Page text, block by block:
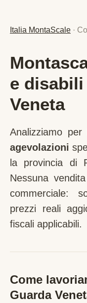
Italia MontaScale ·
e disabili
Veneta
Analizziamo
agevolazioni
la provincia di
Nessuna
commerciale:
prezzi reali
fiscali applicabili.
Come
Guarda